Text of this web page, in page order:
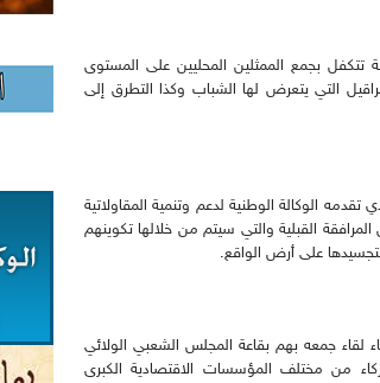
تتكفل بجمع الممثلين المحليين على المستوى
التي يتعرض لها الشباب وكذا التطرق إلى
الوكالة الوطنية لدعم وتنمية المقاولاتية
القبلية والتي سيتم من خلالها تكوينهم
على أرض الواقع.
جمعه بهم بقاعة المجلس الشعبي الولائي
من مختلف المؤسسات الاقتصادية الكبرى